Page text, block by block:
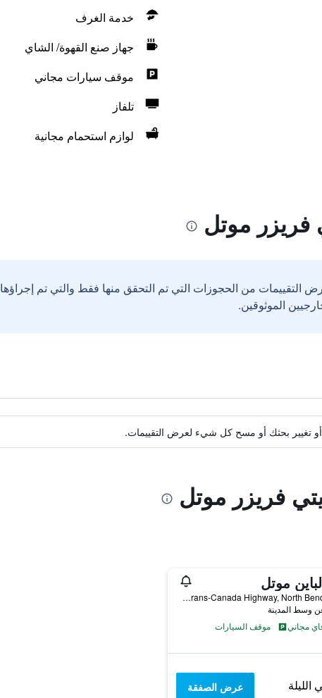
خدمة الغرف
جهاز صنع القهوة/ الشاي
موقف سيارات مجاني
تلفاز
لوازم استحمام مجانية
فريزر موتل
التقييمات من الحجوزات التي تم التحقق منها فقط والتي تم
تغيير بحثك أو مسح كل شيء لعرض التقييمات.
فريزر موتل
موتل
50530 Trans-Canada Highway, North Bend, BC, كندا
مجاني
موقف السيارات
عرض الصفقة